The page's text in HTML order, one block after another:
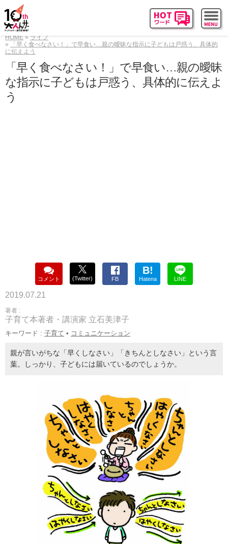
HOME
ライフ
「早く食べなさい！」で早食い…親の曖昧な指示に子どもは戸惑う、具体的
に伝えよう
「早く食べなさい！」で早食い…親の曖昧
な指示に子どもは戸惑う、具体的に伝えよ
う
コメント (Twitter) FB
B!
Hatena LINE
2019.07.21
著者 :
子育て本著者・講演家 立石美津子
キーワード : 子育て • コミュニケーション
親が言いがちな「早くしなさい」「きちんとしなさい」という言
葉。しっかり、子どもには届いているのでしょうか。